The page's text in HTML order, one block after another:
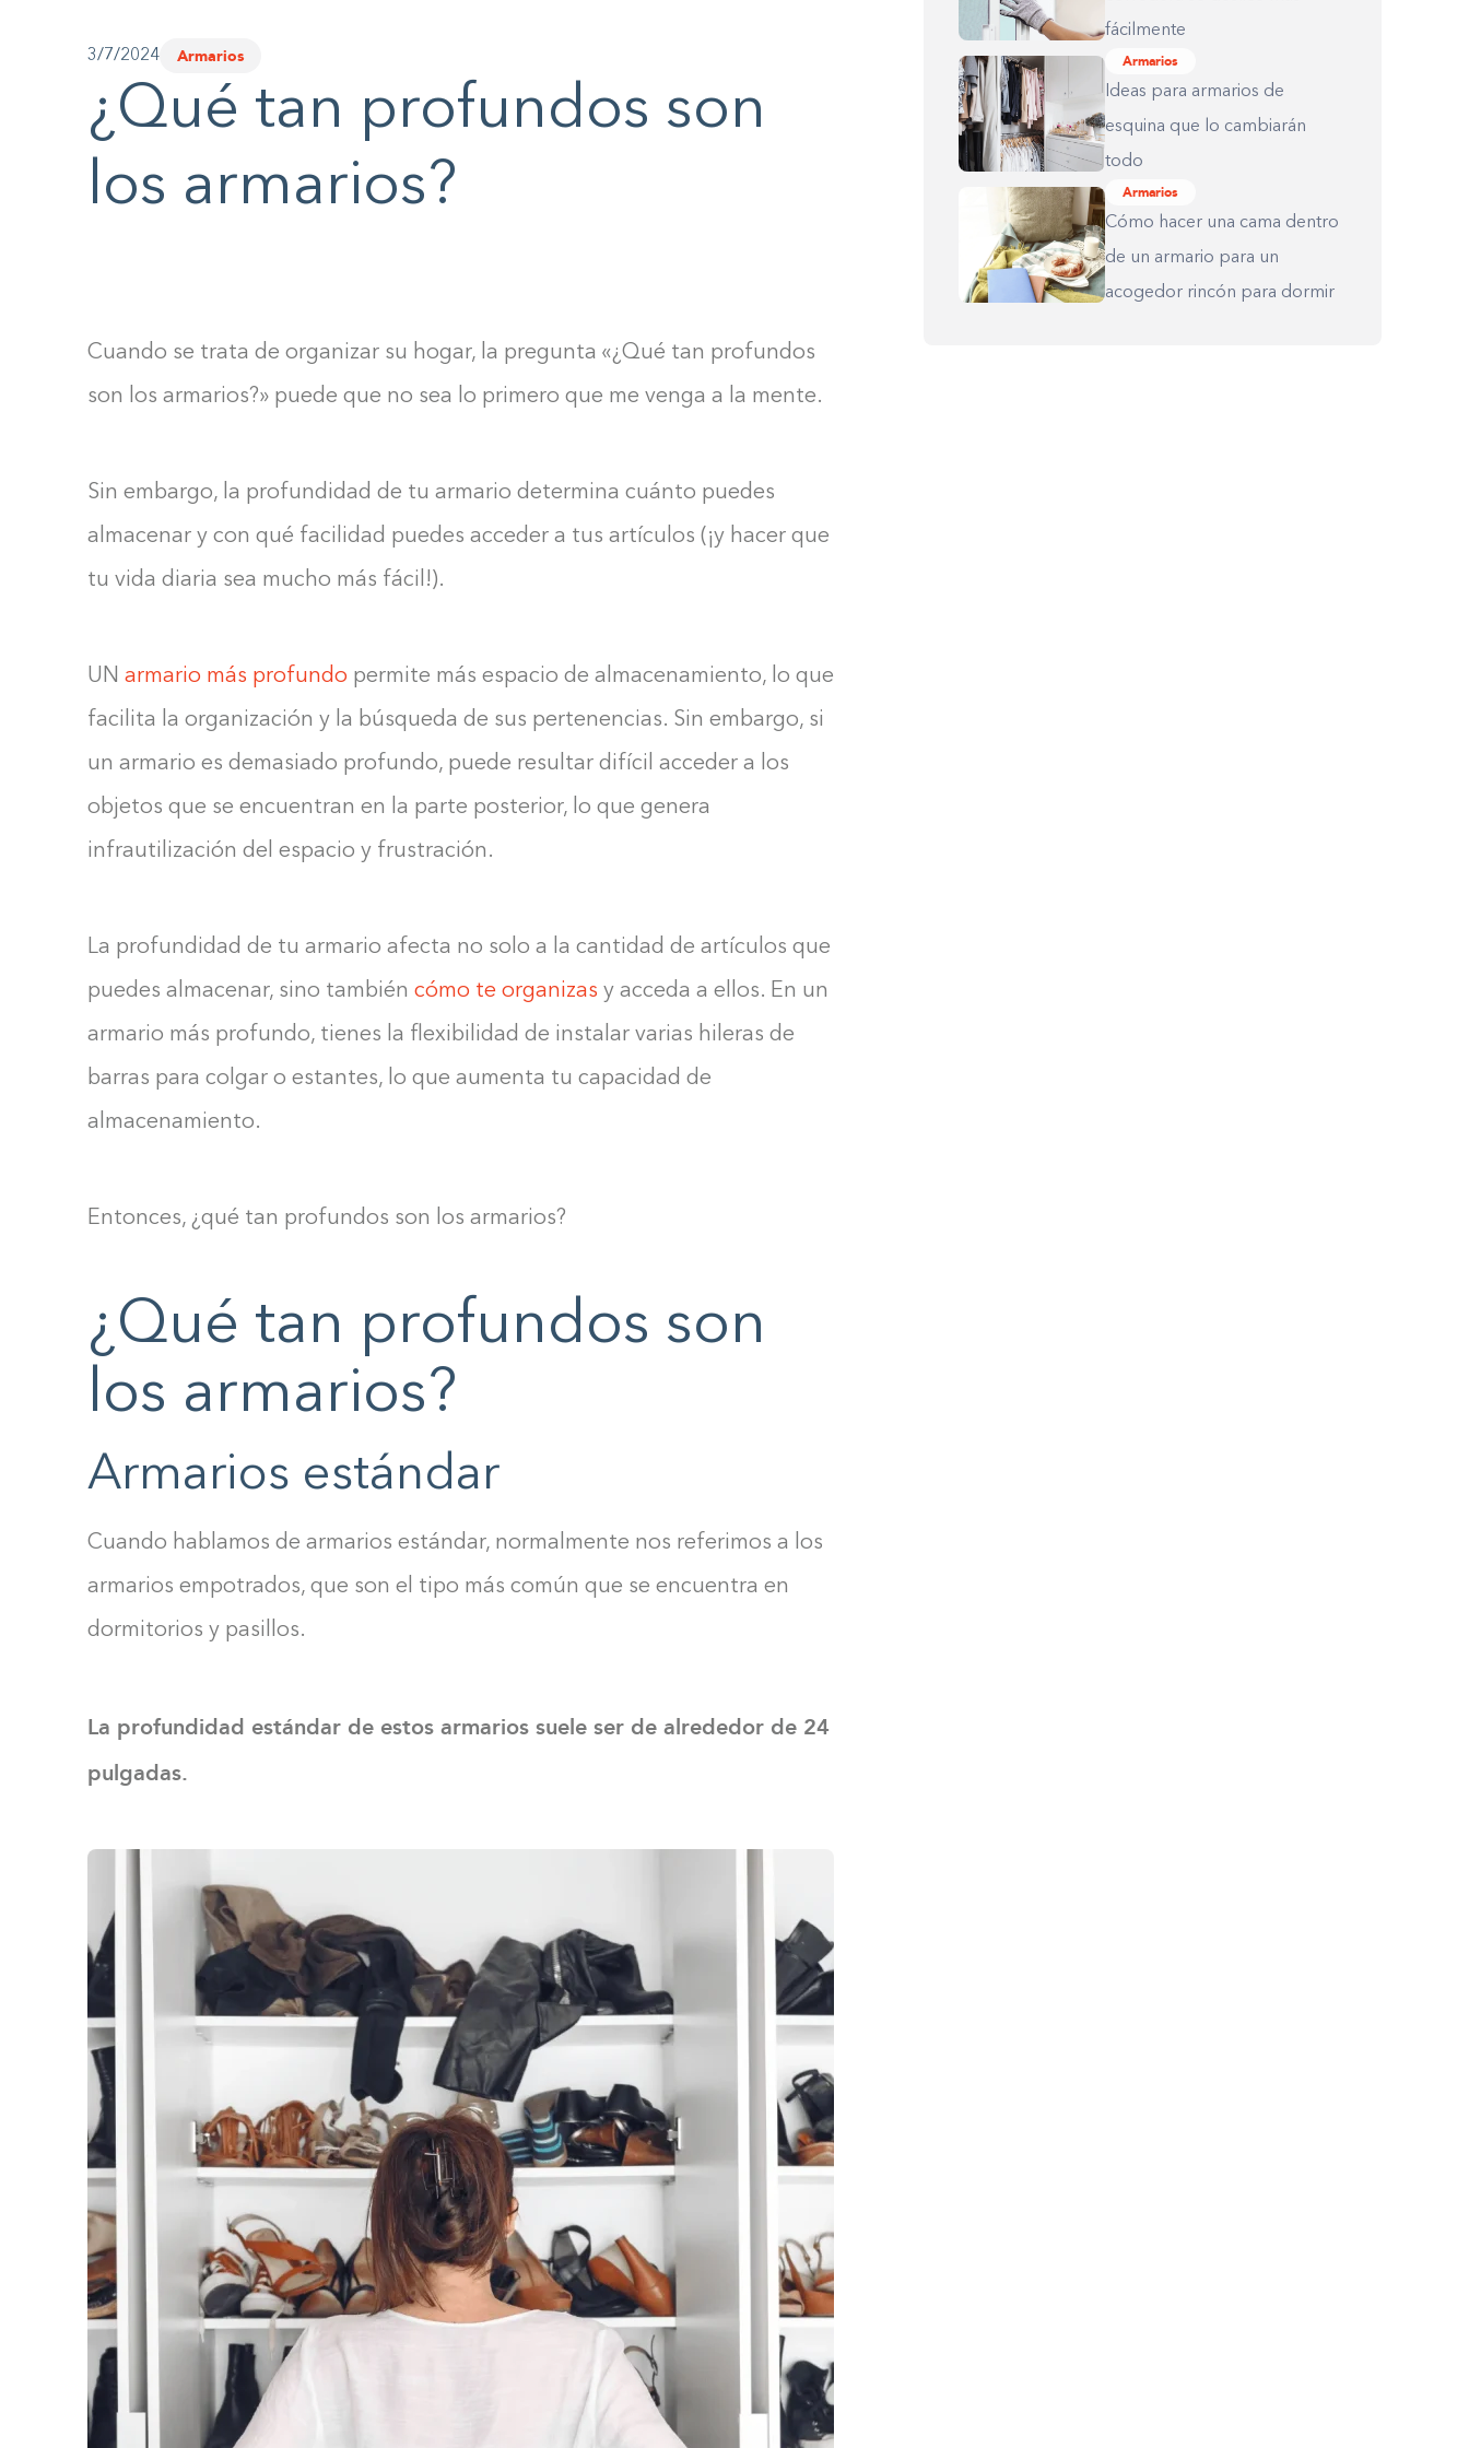
3/7/2024 Armarios
¿Qué tan profundos son
los armarios?
Cuando se trata de organizar su hogar, la pregunta «¿Qué tan profundos
son los armarios?» puede que no sea lo primero que me venga a la mente.
Sin embargo, la profundidad de tu armario determina cuánto puedes
almacenar y con qué facilidad puedes acceder a tus artículos (¡y hacer que
tu vida diaria sea mucho más fácil!).
UN armario más profundo permite más espacio de almacenamiento, lo que
facilita la organización y la búsqueda de sus pertenencias. Sin embargo, si
un armario es demasiado profundo, puede resultar difícil acceder a los
objetos que se encuentran en la parte posterior, lo que genera
infrautilización del espacio y frustración.
La profundidad de tu armario afecta no solo a la cantidad de artículos que
puedes almacenar, sino también cómo te organizas y acceda a ellos. En un
armario más profundo, tienes la flexibilidad de instalar varias hileras de
barras para colgar o estantes, lo que aumenta tu capacidad de
almacenamiento.
Entonces, ¿qué tan profundos son los armarios?
¿Qué tan profundos son
los armarios?
Armarios estándar
Cuando hablamos de armarios estándar, normalmente nos referimos a los
armarios empotrados, que son el tipo más común que se encuentra en
dormitorios y pasillos.
La profundidad estándar de estos armarios suele ser de alrededor de 24
pulgadas.
fácilmente
Armarios
Ideas para armarios de
esquina que lo cambiarán
todo
Armarios
Cómo hacer una cama dentro
de un armario para un
acogedor rincón para dormir
Construyendo el armario...
0%